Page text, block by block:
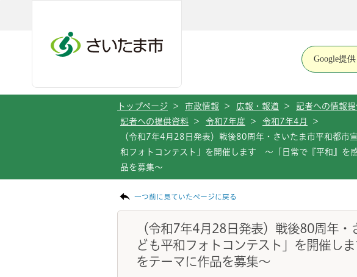
トップページ > 市政情報 > 広報・報道 > 記者への情報
記者への提供資料
> 令和7年度 > 令和7年4月
>
（令和7年4月28日発表）戦後80周年・さいたま市平和都市
和フォトコンテスト」を開催します ～「日常で『平和』を
品を募集～
一つ前に見ていたページに戻る
（令和7年4月28日発表）戦後80周年
ども平和フォトコンテスト」を開催し
をテーマに作品を募集～